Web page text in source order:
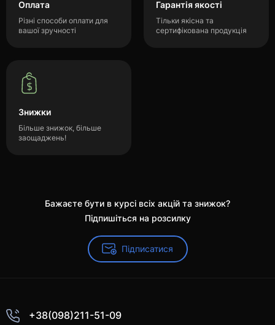
Оплата
Різні способи оплати для
вашої зручності
Гарантія якості
Тільки якісна та
сертифікована продукція
Знижки
Більше знижок, більше
заощаджень!
Бажаєте бути в курсі всіх акцій та знижок?
Підпишіться на розсилку
Підписатися
+38(098)211-51-09